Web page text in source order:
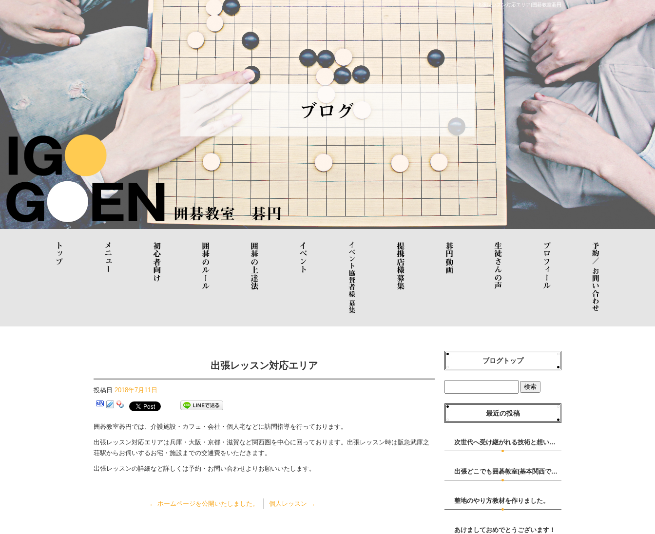
出張レッスン対応エリア|囲碁教室碁円
出張レッスン対応エリア
投稿日 2018年7月11日
囲碁教室碁円では、介護施設・カフェ・会社・個人宅などに訪問指導を行っております。
出張レッスン対応エリアは兵庫・大阪・京都・滋賀など関西圏を中心に回っております。出張レッスン時は阪急武庫之
荘駅からお伺いするお宅・施設までの交通費をいただきます。
出張レッスンの詳細など詳しくは予約・お問い合わせよりお願いいたします。
← ホームページを公開いたしました。 個人レッスン →
ブログトップ
最近の投稿
次世代へ受け継がれる技術と想い～ 古碁専門棋譜並べ解説動画集 のサービスをはじめました。
出張どこでも囲碁教室(基本関西であればどこでも）はじめます。
整地のやり方教材を作りました。
あけましておめでとうございます！